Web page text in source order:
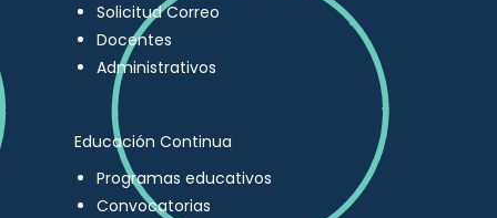
Solicitud Correo
Docentes
Administrativos
Educación Continua
Programas educativos
Convocatorias